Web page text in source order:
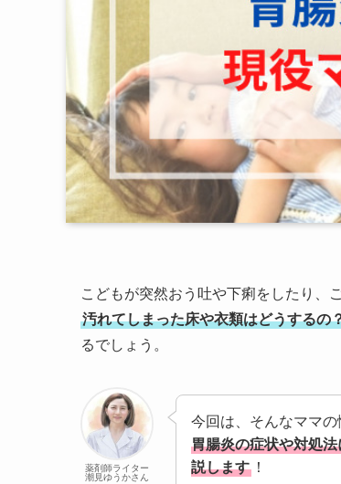
こどもが突然おう吐や下痢をしたり、
汚れてしまった床や衣類はどうするの
るでしょう。
薬剤師ライター
潮見ゆうかさん
今回は、そんなママの
胃腸炎の症状や対処
説します ！